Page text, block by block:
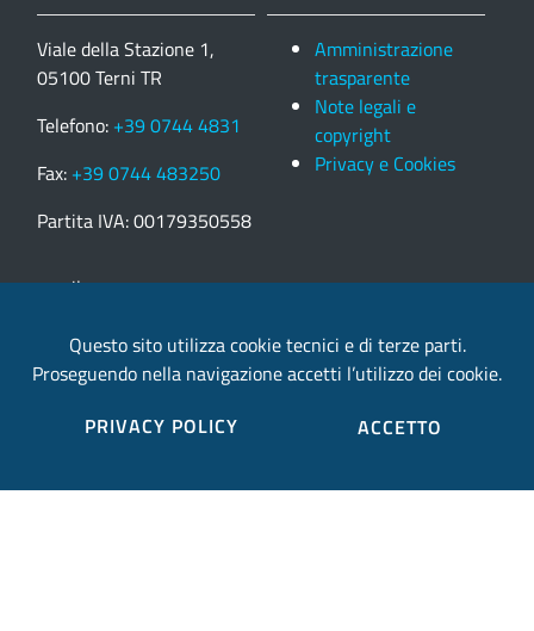
Viale della Stazione 1,
05100 Terni TR
Telefono: +39 0744 4831
Fax: +39 0744 483250
Partita IVA: 00179350558
email:
Amministrazione
trasparente
Note legali e
copyright
Privacy e Cookies
Credits
Finmatica
Questo sito utilizza cookie tecnici e di terze parti.
Proseguendo nella navigazione accetti l’utilizzo dei cookie.
PRIVACY POLICY
ACCETTO